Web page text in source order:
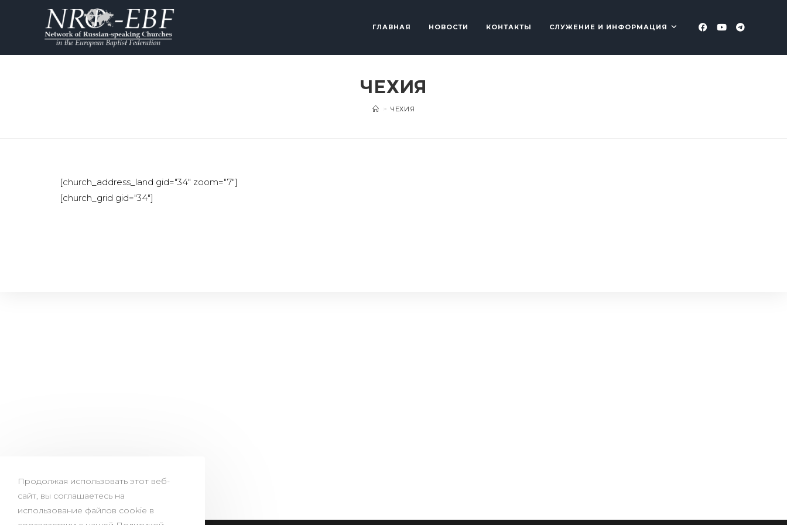
ГЛАВНАЯ НОВОСТИ КОНТАКТЫ СЛУЖЕНИЕ И ИНФОРМАЦИЯ
ЧЕХИЯ
> ЧЕХИЯ
[church_address_land gid="34" zoom="7"]
[church_grid gid="34"]
Продолжая использовать этот веб-
сайт, вы соглашаетесь на
использование файлов cookie в